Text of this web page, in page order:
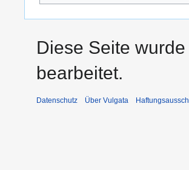
Diese Seite
bearbeitet.
Datenschutz Über Vulgata